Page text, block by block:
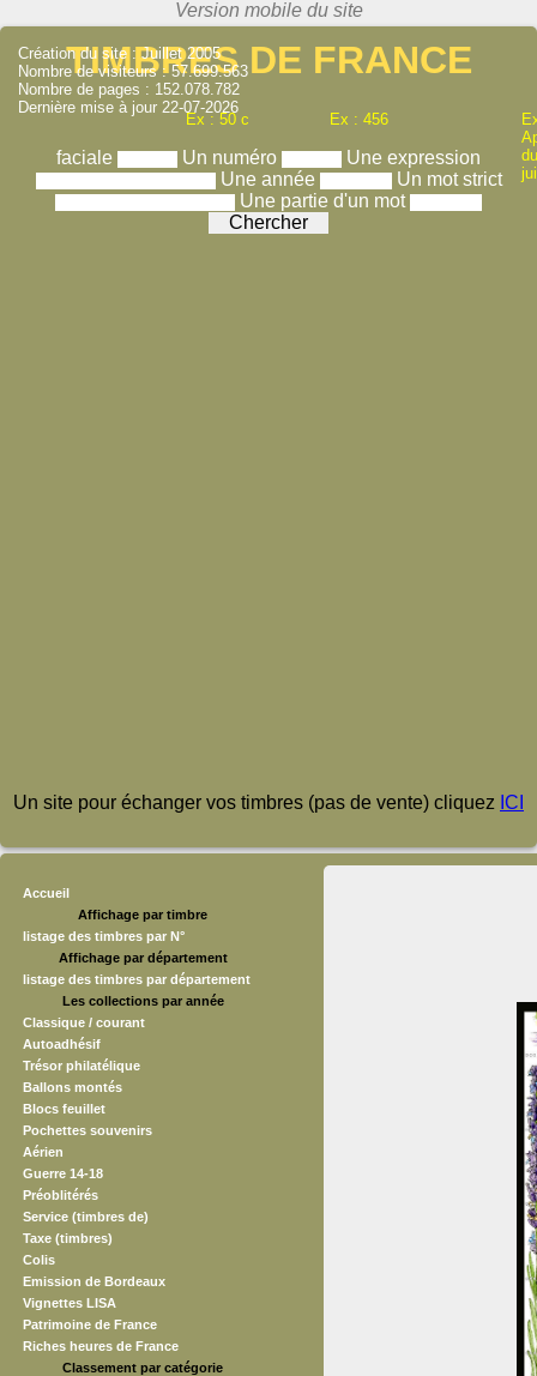
TIMBRES DE FRANCE
Ex : 50 c Ex : 456
faciale Un numéro
Une expression
Une année
Un mot strict
Une partie d'un mot
Création du site : Juillet 2005
Nombre de visiteurs : 57.699.563
Nombre de pages : 152.078.782
Dernière mise à jour 22-07-2026
Un site pour échanger vos timbres (pas de vente) cliquez ICI
Accueil
Affichage par timbre
listage des timbres par N°
Affichage par département
listage des timbres par département
Les collections par année
Classique / courant
Autoadhésif
Trésor philatélique
Ballons montés
Blocs feuillet
Pochettes souvenirs
Aérien
Guerre 14-18
Préoblitérés
Service (timbres de)
Taxe (timbres)
Colis
Emission de Bordeaux
Vignettes LISA
Patrimoine de France
Riches heures de France
Classement par catégorie